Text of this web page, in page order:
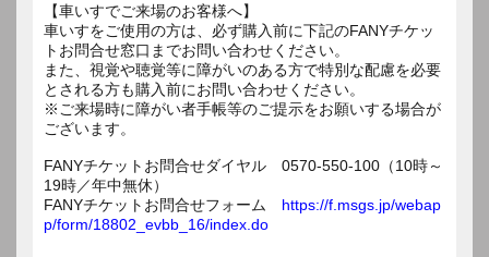
【車いすでご来場のお客様へ】
車いすをご使用の方は、必ず購入前に下記のFANYチケッ
トお問合せ窓口までお問い合わせください。
また、視覚や聴覚等に障がいのある方で特別な配慮を必要
とされる方も購入前にお問い合わせください。
※ご来場時に障がい者手帳等のご提示をお願いする場合が
ございます。
FANYチケットお問合せダイヤル 0570-550-100（10時～
19時／年中無休）
FANYチケットお問合せフォーム https://f.msgs.jp/webap
p/form/18802_evbb_16/index.do